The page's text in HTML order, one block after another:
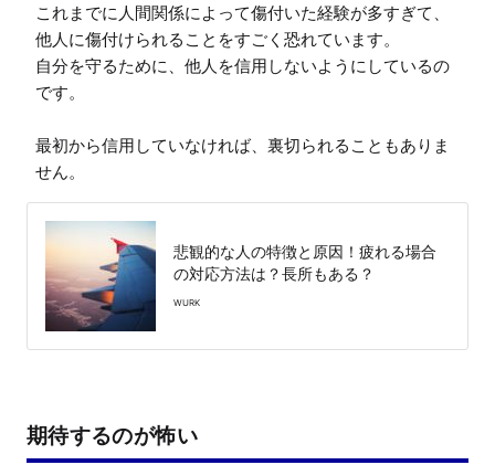
これまでに人間関係によって傷付いた経験が多すぎて、
他人に傷付けられることをすごく恐れています。
自分を守るために、他人を信用しないようにしているの
です。
最初から信用していなければ、裏切られることもありま
せん。
悲観的な人の特徴と原因！疲れる場合
の対応方法は？長所もある？
WURK
期待するのが怖い